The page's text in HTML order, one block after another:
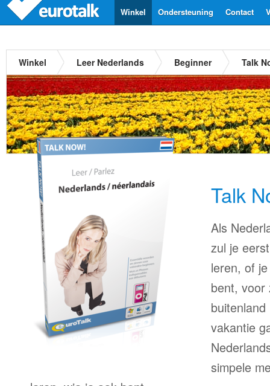
Contact
Ondersteuning
Winkel
Winkel Leer Nederlands Beginner Talk
Talk
Als
zul je
leren, of
bent, voor
vakantie
simpele